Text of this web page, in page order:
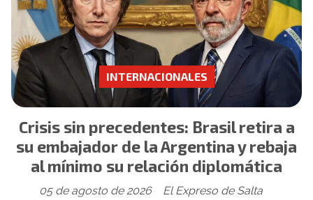
Crisis sin precedentes: Brasil retira a
su embajador de la Argentina y rebaja
al mínimo su relación diplomática
El Expreso de Salta
INTERNACIONALES
05 de agosto de 2026